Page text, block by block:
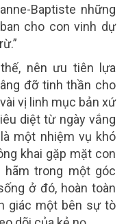
Baptiste những
cho con vinh dự
nên ưu tiên lựa
đỡ tinh thần cho
vị linh mục bản xứ
diệt từ ngày vắng
một nhiệm vụ khó
khai gặp mặt con
trong một góc
ở đó, hoàn toàn
giác một bên sự tò